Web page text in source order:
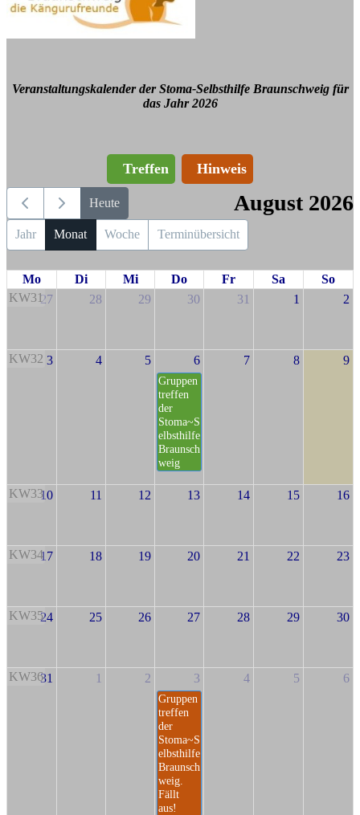
Veranstaltungskalender der Stoma-Selbsthilfe Braunschweig für
das Jahr 2026
Treffen Hinweis
Heute August 2026
Jahr Monat Woche Terminübersicht
Mo Di Mi Do Fr Sa
So
KW3127 28 29 30 31 1 2
KW32 3 4 5 6
Gruppen
treffen
der
Stoma~S
elbsthilfe
Braunsch
weig
7 8 9
KW3310 11 12 13 14 15 16
KW3417 18 19 20 21 22 23
KW3524 25 26 27 28 29 30
KW3631 1 2 3
Gruppen
treffen
der
Stoma~S
elbsthilfe
Braunsch
weig.
Fällt
aus!
4 5 6